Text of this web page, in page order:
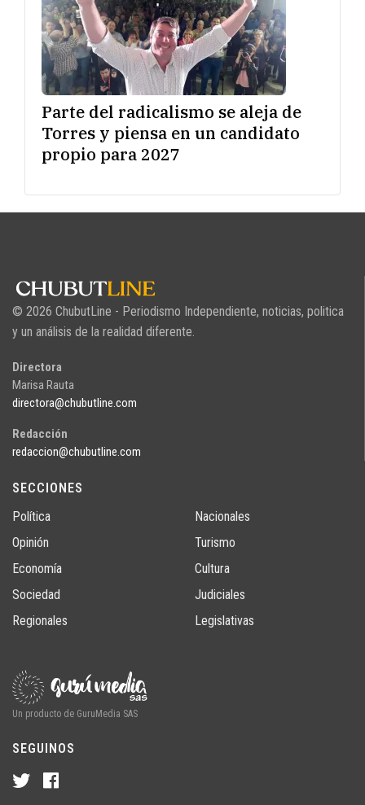
Parte del radicalismo se aleja de
Torres y piensa en un candidato
propio para 2027
© 2026 ChubutLine - Periodismo Independiente, noticias, politica
y un análisis de la realidad diferente.
Directora
Marisa Rauta
directora@chubutline.com
Redacción
redaccion@chubutline.com
SECCIONES
Política
Opinión
Economía
Sociedad
Regionales
Nacionales
Turismo
Cultura
Judiciales
Legislativas
Un producto de GuruMedia SAS
SEGUINOS